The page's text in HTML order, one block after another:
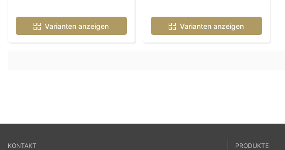
Varianten anzeigen Varianten anzeigen
KONTAKT PRODUKTE